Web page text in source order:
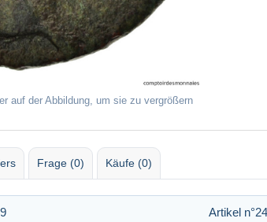
auf der Abbildung, um sie zu vergrößern
Frage (0) Käufe (0)
Artikel